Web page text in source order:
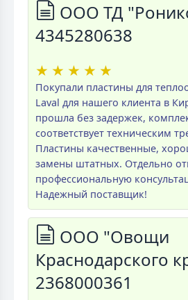
ООО ТД
4345280638
★ ★ ★ ★ ★
Покупали пластины для
Laval для нашего клиента в
прошла без задержек,
соответствует техническим
Пластины качественные,
замены штатных. Отдельно
профессиональную
Надежный поставщик!
ООО "Овощи
Краснодарского
2368000361